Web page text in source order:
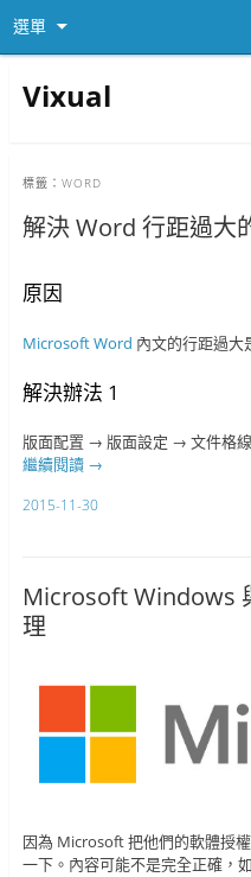
選單
Vixual
標籤： WORD
解決 Word 行距過大
原因
Microsoft Word 內文的行距過大
解決辦法 1
版面配置 → 版面設定 → 文件格
繼續閱讀 →
2015-11-30
Microsoft Windows
理
因為 Microsoft 把他們的軟體授
一下。內容可能不是完全正確，